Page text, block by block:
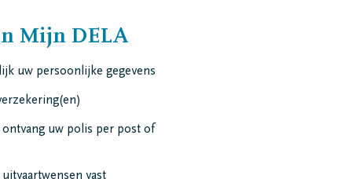
Mijn DELA
uw persoonlijke gegevens
ontvang uw polis per post of
vast